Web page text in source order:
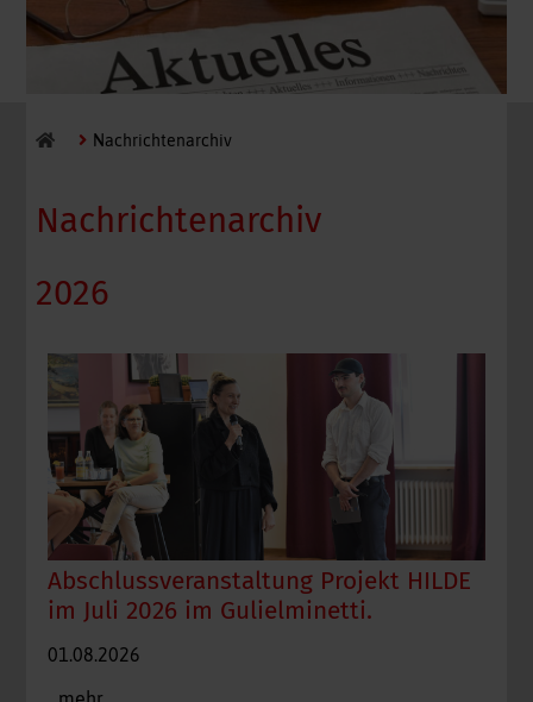
Nachrichtenarchiv
Nachrichtenarchiv
2026
Abschlussveranstaltung Projekt HILDE
im Juli 2026 im Gulielminetti.
01.08.2026